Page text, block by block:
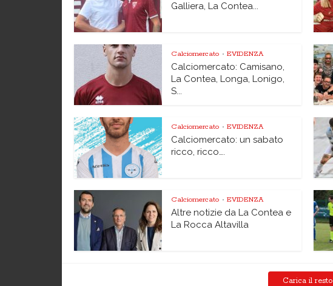
Galliera, La Contea...
Calciomercato • EVIDENZA
Calciomercato: Camisano,
La Contea, Longa, Lonigo,
S...
Calciomercato • EVIDENZA
Calciomercato: un sabato
ricco, ricco….
Calciomercato • EVIDENZA
Altre notizie da La Contea e
La Rocca Altavilla
Carica il resto